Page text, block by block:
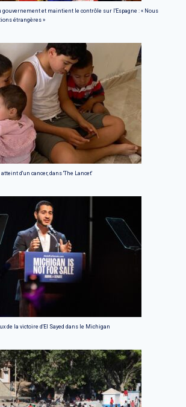
gouvernement et maintient le contrôle sur l'Espagne : « Nous
étrangères »
d'un cancer, dans 'The Lancet'
de la victoire d'El Sayed dans le Michigan